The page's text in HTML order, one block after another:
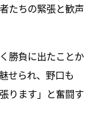
たちの緊張と歓声
勝負に出たことか
せられ、野口も
ります」と奮闘す